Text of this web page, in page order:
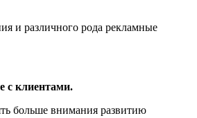
и различного рода рекламные
с клиентами.
больше внимания развитию